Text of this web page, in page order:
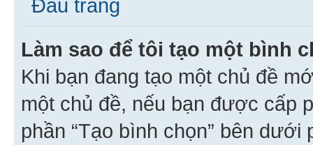
Đầu trang
Làm sao để tôi tạo một bình
Khi bạn đang tạo một chủ đề
một chủ đề, nếu bạn được cấp
phần “Tạo bình chọn” bên